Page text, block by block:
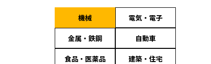
機械 電気・電子
金属・鉄鋼 自動車
食品・医薬品 建築・住宅